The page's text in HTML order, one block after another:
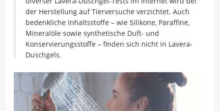
der Herstellung auf Tierversuche verzichtet. Auch
bedenkliche Inhaltsstoffe – wie Silikone, Paraffine,
Mineralöle sowie synthetische Duft- und
Konservierungsstoffe – finden sich nicht in Lavera-
Duschgels.